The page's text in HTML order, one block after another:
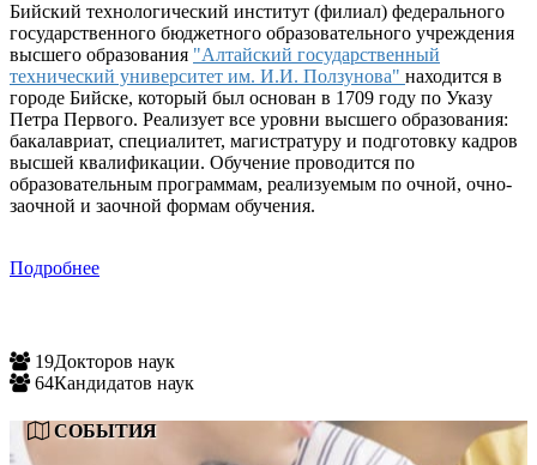
Бийский технологический институт (филиал) федерального
государственного бюджетного образовательного учреждения
высшего образования "Алтайский государственный
технический университет им. И.И. Ползунова" находится в
городе Бийске, который был основан в 1709 году по Указу
Петра Первого. Реализует все уровни высшего образования:
бакалавриат, специалитет, магистратуру и подготовку кадров
высшей квалификации. Обучение проводится по
образовательным программам, реализуемым по очной, очно-
заочной и заочной формам обучения.
Подробнее
19Докторов наук
64Кандидатов наук
СОБЫТИЯ